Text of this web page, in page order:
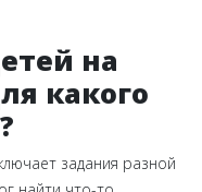
на
какого
задания разной